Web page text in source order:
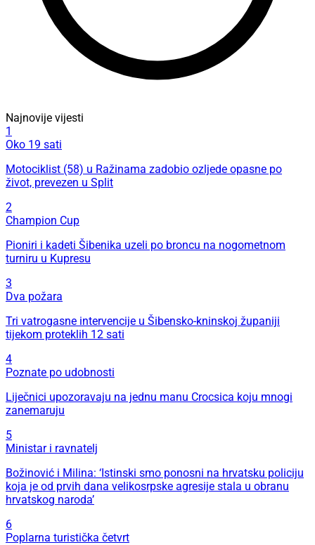
Najnovije vijesti
1
Oko 19 sati
Motociklist (58) u Ražinama zadobio ozljede opasne po
život, prevezen u Split
2
Champion Cup
Pioniri i kadeti Šibenika uzeli po broncu na nogometnom
turniru u Kupresu
3
Dva požara
Tri vatrogasne intervencije u Šibensko-kninskoj županiji
tijekom proteklih 12 sati
4
Poznate po udobnosti
Liječnici upozoravaju na jednu manu Crocsica koju mnogi
zanemaruju
5
Ministar i ravnatelj
Božinović i Milina: ‘Istinski smo ponosni na hrvatsku policiju
koja je od prvih dana velikosrpske agresije stala u obranu
hrvatskog naroda’
6
Poplarna turistička četvrt